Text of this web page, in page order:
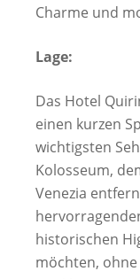
Charme und
Lage:
Das Hotel
einen kurzen
wichtigsten
Kolosseum,
Venezia
historischen
möchten,